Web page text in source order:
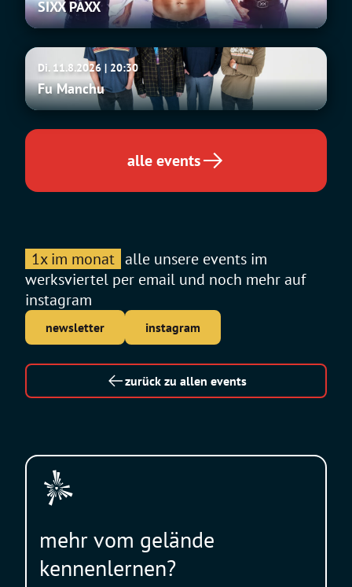
SIXX PAXX
Fu
Manchu
Di. 11.8.2026 | 20:30
Fu Manchu
alle events
1x im monat alle unsere events im
werksviertel per email und noch mehr auf
instagram
newsletter instagram
zurück zu allen events
mehr vom gelände
kennenlernen?